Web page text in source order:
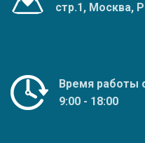
стр.1, Москва,
Время работы
9:00 - 18:00